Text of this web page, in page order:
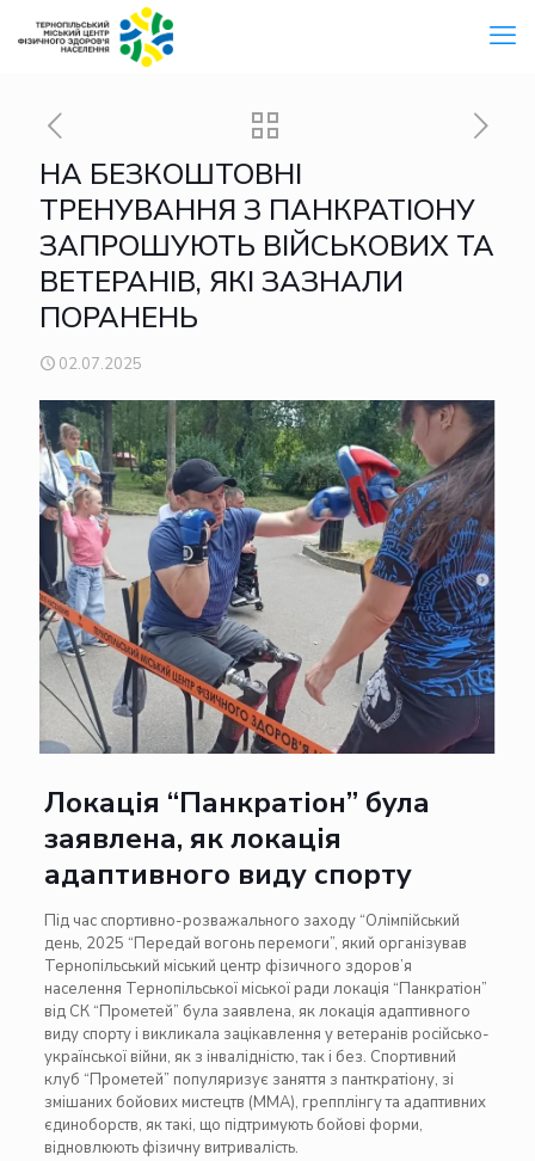
НА БЕЗКОШТОВНІ
ТРЕНУВАННЯ З ПАНКРАТІОНУ
ЗАПРОШУЮТЬ ВІЙСЬКОВИХ ТА
ВЕТЕРАНІВ, ЯКІ ЗАЗНАЛИ
ПОРАНЕНЬ
02.07.2025
Локація “Панкратіон” була
заявлена, як локація
адаптивного виду спорту
Під час спортивно-розважального заходу “Олімпійський
день, 2025 “Передай вогонь перемоги”, який організував
Тернопільський міський центр фізичного здоров’я
населення Тернопільської міської ради локація “Панкратіон”
від СК “Прометей” була заявлена, як локація адаптивного
виду спорту і викликала зацікавлення у ветеранів російсько-
української війни, як з інвалідністю, так і без. Спортивний
клуб “Прометей” популяризує заняття з панткратіону, зі
змішаних бойових мистецтв (ММА), грепплінгу та адаптивних
єдиноборств, як такі, що підтримують бойові форми,
відновлюють фізичну витривалість.